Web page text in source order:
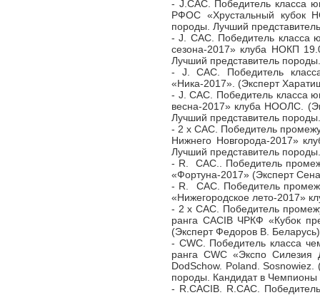
- J.CAC. Победитель класса
РФОС «Хрустальный кубок
породы. Лучший
- J. CAC. Победитель класса
сезона-2017» клуба НОКП
Лучший представитель
- J. CAC. Победитель
«Ника-2017». (Эксперт
- J. CAC. Победитель класса
весна-2017» клуба НООЛС.
Лучший представитель
- 2 х САС. Победитель
Нижнего Новгорода-2017»
Лучший представитель
- R. CAC.. Победитель
«Фортуна-2017» (Эксперт
- R. CAC. Победитель
«Нижегородское лето-2017»
- 2 х САС. Победитель
ранга САСIB ЧРКФ «Кубок
(Эксперт Федоров В.
- CWC. Победитель класса
ранга CWC «Экспо
DodSchow. Poland.
породы. Кандидат в
- R.CACIB. R.CAC.